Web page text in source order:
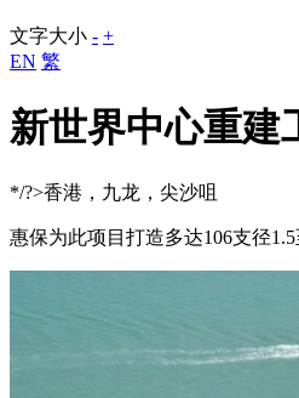
文字大小 - +
EN 繁
新世界中心重建
*/?>香港，九龙，尖沙咀
惠保为此项目打造多达106支径1.5